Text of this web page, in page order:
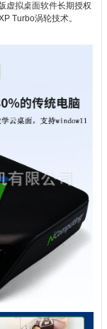
虚拟桌面软件长期授权
Turbo涡轮技术。